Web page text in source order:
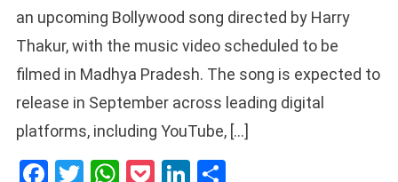
an upcoming Bollywood song directed by Harry
Thakur, with the music video scheduled to be
filmed in Madhya Pradesh. The song is expected to
release in September across leading digital
platforms, including YouTube, […]
Facebook
Twitter
WhatsApp
PocketLinkedIn